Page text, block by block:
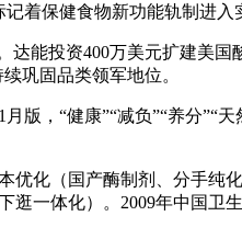
着保健食物新功能轨制进
投资400万美元扩建美国
巩固品类领军地位。
，“健康”“减负”“养分”“
（国产酶制剂、分手纯
一体化）。2009年中国